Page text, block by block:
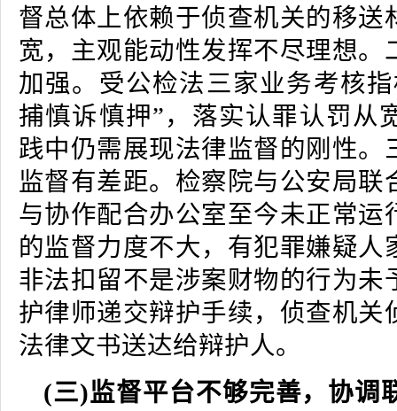
督总体上依赖于侦查机关的移送
宽，主观能动性发挥不尽理想。
加强。受公检法三家业务考核
捕慎诉慎押”，落实认罪认罚从
践中仍需展现法律监督的刚性。
监督有差距。检察院与公安局联
与协作配合办公室至今未正常运
的监督力度不大，有犯罪嫌疑人
非法扣留不是涉案财物的行为未
护律师递交辩护手续，侦查机关
法律文书送达给辩护人。
(三)监督平台不够完善，协调